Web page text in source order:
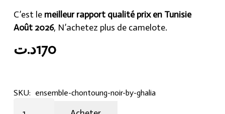
C’est le meilleur rapport qualité prix en Tunisie
Août 2026, N’achetez plus de camelote.
170د.ت
SKU: ensemble-chontoung-noir-by-ghalia